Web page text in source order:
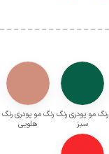
رنگ مو پودری رنگ
سبز
رنگ مو پودری رنگ
هلویی